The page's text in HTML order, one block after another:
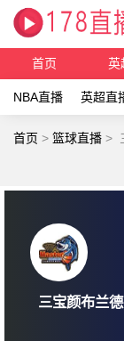
首页 英
NBA直播 英超直
首页 > 篮球直播 >